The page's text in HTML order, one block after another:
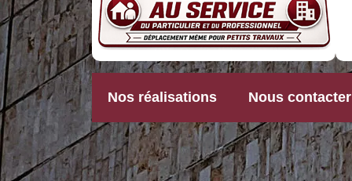
Nos réalisations Nous contacter